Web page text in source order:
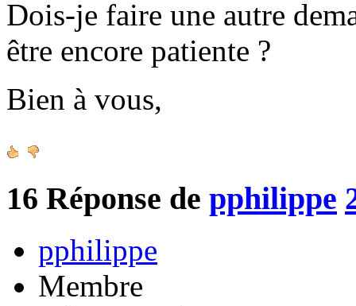
Dois-je faire une autre
être encore patiente ?
Bien à vous,
16 Réponse de pphilippe
pphilippe
Membre